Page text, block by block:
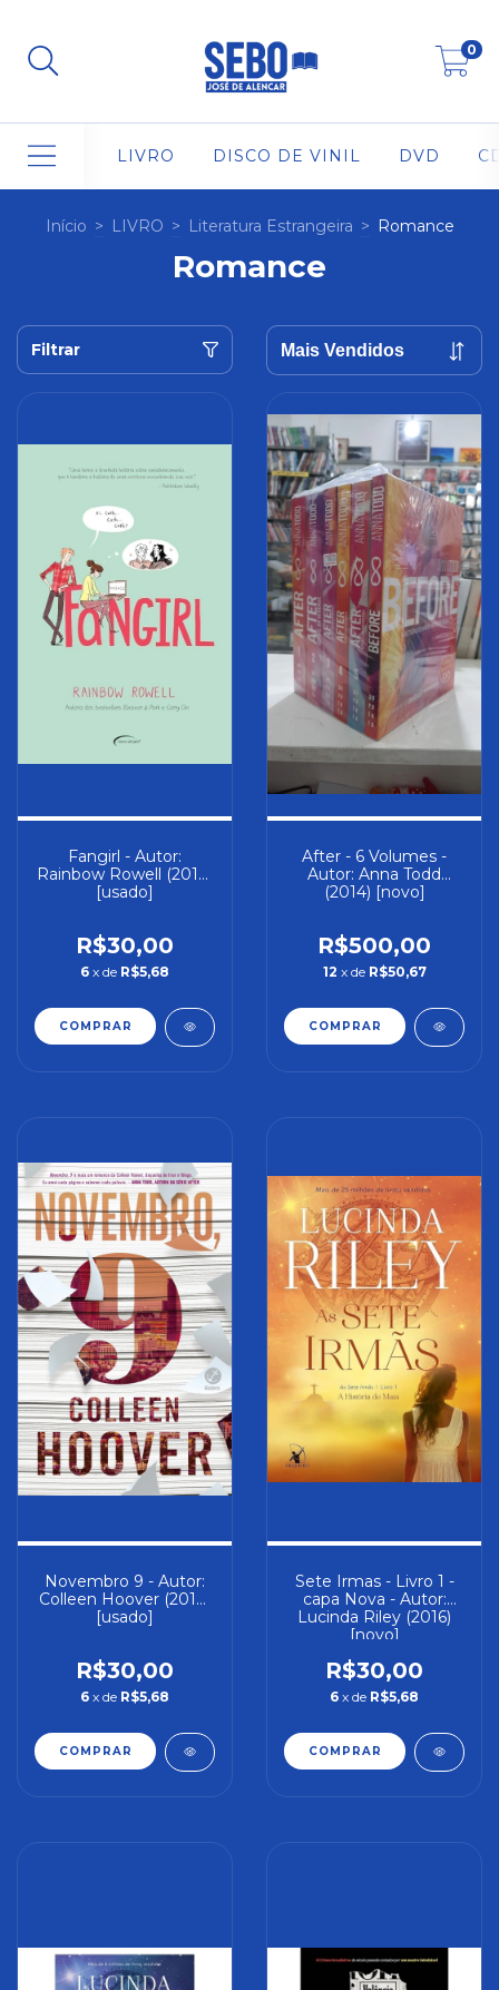
0
LIVRO DISCO DE VINIL DVD
Início > LIVRO > Literatura Estrangeira > Romance
Romance
Filtrar
Fangirl - Autor:
Rainbow Rowell (2019)
[usado]
R$30,00
6 x de R$5,68
After - 6 Volumes -
Autor: Anna Todd
(2014) [novo]
R$500,00
12 x de R$50,67
Novembro 9 - Autor:
Colleen Hoover (2017)
[usado]
R$30,00
6 x de R$5,68
Sete Irmas - Livro 1 -
capa Nova - Autor:
Lucinda Riley (2016)
[novo]
R$30,00
6 x de R$5,68